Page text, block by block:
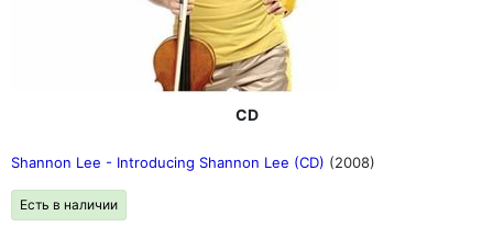
CD
Shannon Lee - Introducing Shannon Lee (CD) (2008)
Есть в наличии